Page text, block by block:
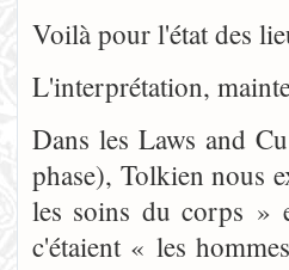
Voilà pour l'état des
L'interprétation,
Dans les Laws and
phase), Tolkien nous
les soins du corps »
c'étaient « les